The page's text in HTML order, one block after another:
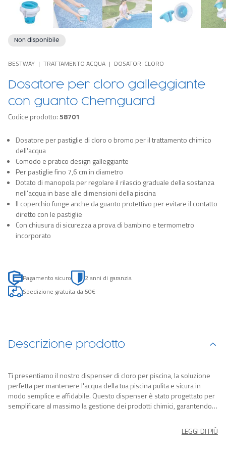
Non disponibile
BESTWAY TRATTAMENTO ACQUA DOSATORI CLORO
Dosatore per cloro galleggiante
con guanto Chemguard
Codice prodotto:58701
Dosatore per pastiglie di cloro o bromo per il trattamento chimico
dell'acqua
Comodo e pratico design galleggiante
Per pastiglie fino 7,6 cm in diametro
Dotato di manopola per regolare il rilascio graduale della sostanza
nell'acqua in base alle dimensioni della piscina
Il coperchio funge anche da guanto protettivo per evitare il contatto
diretto con le pastiglie
Con chiusura di sicurezza a prova di bambino e termometro
incorporato
Pagamento sicuro
2 anni di garanzia
Spedizione gratuita da 50€
Descrizione prodotto
Ti presentiamo il nostro dispenser di cloro per piscina, la soluzione
perfetta per mantenere l'acqua della tua piscina pulita e sicura in
modo semplice e affidabile. Questo dispenser è stato progettato per
semplificare al massimo la gestione dei prodotti chimici, garantendo
pastiglie di cloro o bromo fino a 7,6 cm (pastiglie non incluse) senza
LEGGI DI PIÙ